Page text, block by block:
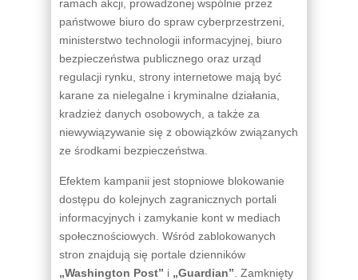
ramach akcji, prowadzonej wspólnie przez
państwowe biuro do spraw cyberprzestrzeni,
ministerstwo technologii informacyjnej, biuro
bezpieczeństwa publicznego oraz urząd
regulacji rynku, strony internetowe mają być
karane za nielegalne i kryminalne działania,
kradzież danych osobowych, a także za
niewywiązywanie się z obowiązków związanych
ze środkami bezpieczeństwa.
Efektem kampanii jest stopniowe blokowanie
dostępu do kolejnych zagranicznych portali
informacyjnych i zamykanie kont w mediach
społecznościowych. Wśród zablokowanych
stron znajdują się portale dzienników
„Washington Post” i „Guardian” . Zamknięty